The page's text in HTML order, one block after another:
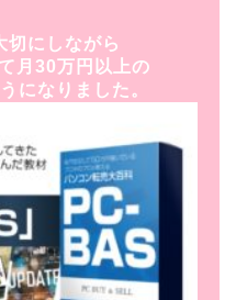
切にしながら
月30万円以上の
になりました。